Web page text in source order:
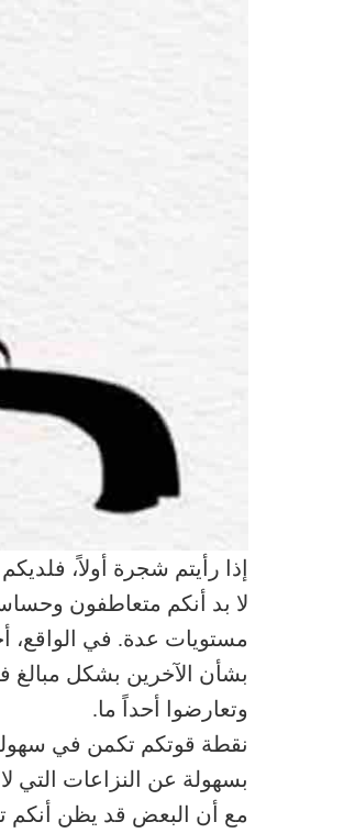
إذا رأيتم شجرة أولاً،
لا بد أنكم متعاطفون
مستويات عدة. في الواقع،
بشأن الآخرين بشكل مبالغ
وتعارضوا أحداً ما.
نقطة قوتكم تكمن في سهولة
بسهولة عن النزاعات التي
مع أن البعض قد يظن أنكم